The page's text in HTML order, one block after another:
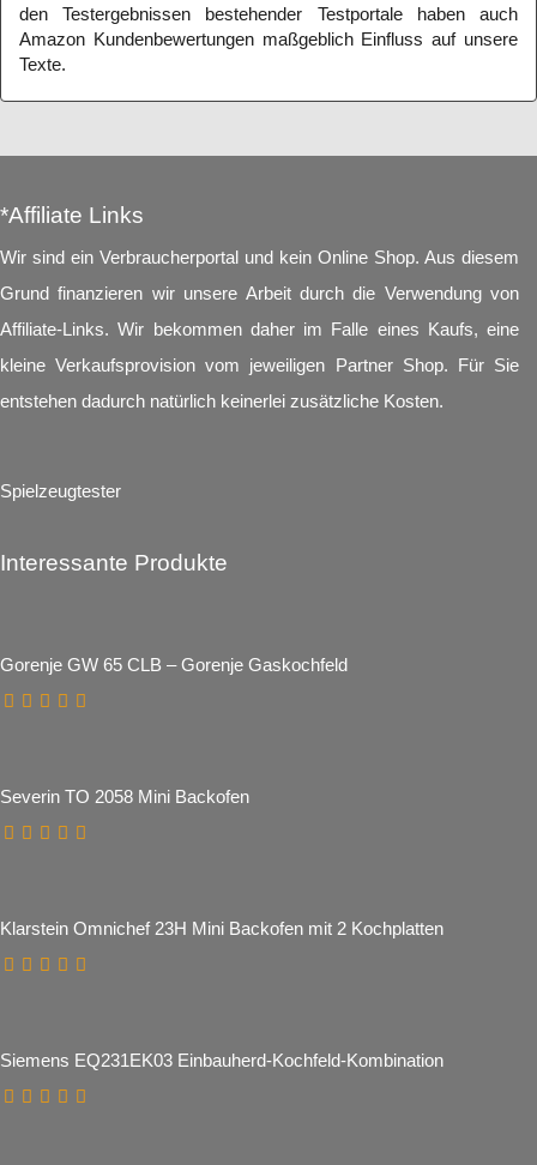
den Testergebnissen bestehender Testportale haben auch
Amazon Kundenbewertungen maßgeblich Einfluss auf unsere
Texte.
*Affiliate Links
Wir sind ein Verbraucherportal und kein Online Shop. Aus diesem
Grund finanzieren wir unsere Arbeit durch die Verwendung von
Affiliate-Links. Wir bekommen daher im Falle eines Kaufs, eine
kleine Verkaufsprovision vom jeweiligen Partner Shop. Für Sie
entstehen dadurch natürlich keinerlei zusätzliche Kosten.
Spielzeugtester
Interessante Produkte
Gorenje GW 65 CLB – Gorenje Gaskochfeld
Severin TO 2058 Mini Backofen
Klarstein Omnichef 23H Mini Backofen mit 2 Kochplatten
Siemens EQ231EK03 Einbauherd-Kochfeld-Kombination